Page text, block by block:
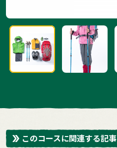
このコースに関連する記事